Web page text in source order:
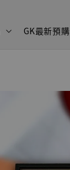
GK最新預購